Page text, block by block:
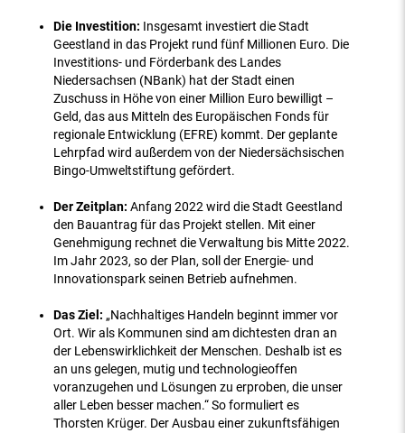
Die Investition: Insgesamt investiert die Stadt
Geestland in das Projekt rund fünf Millionen Euro. Die
Investitions- und Förderbank des Landes
Niedersachsen (NBank) hat der Stadt einen
Zuschuss in Höhe von einer Million Euro bewilligt –
Geld, das aus Mitteln des Europäischen Fonds für
regionale Entwicklung (EFRE) kommt. Der geplante
Lehrpfad wird außerdem von der Niedersächsischen
Bingo-Umweltstiftung gefördert.
Der Zeitplan: Anfang 2022 wird die Stadt Geestland
den Bauantrag für das Projekt stellen. Mit einer
Genehmigung rechnet die Verwaltung bis Mitte 2022.
Im Jahr 2023, so der Plan, soll der Energie- und
Innovationspark seinen Betrieb aufnehmen.
Das Ziel: „Nachhaltiges Handeln beginnt immer vor
Ort. Wir als Kommunen sind am dichtesten dran an
der Lebenswirklichkeit der Menschen. Deshalb ist es
an uns gelegen, mutig und technologieoffen
voranzugehen und Lösungen zu erproben, die unser
aller Leben besser machen.“ So formuliert es
Thorsten Krüger. Der Ausbau einer zukunftsfähigen